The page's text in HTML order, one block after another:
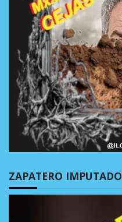
ZAPATERO IMPUTADO